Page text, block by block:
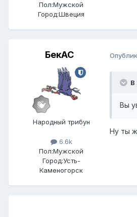
Пол:Мужской
Город:Швеция
БекАС
Народный трибун
6.6k
Пол:Мужской
Город:Усть-
Каменогорск
В
Вы
Ну ты